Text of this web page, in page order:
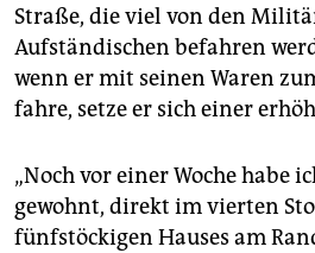
Straße, die viel von den
Aufständischen befahren
wenn er mit seinen Waren
fahre, setze er sich einer
„Noch vor einer Woche habe
gewohnt, direkt im vierten
fünfstöckigen Hauses am